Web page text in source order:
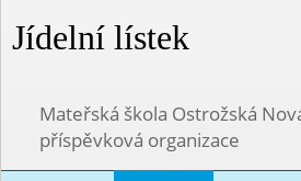
Jídelní lístek
Mateřská škola Ostrožská
příspěvková organizace